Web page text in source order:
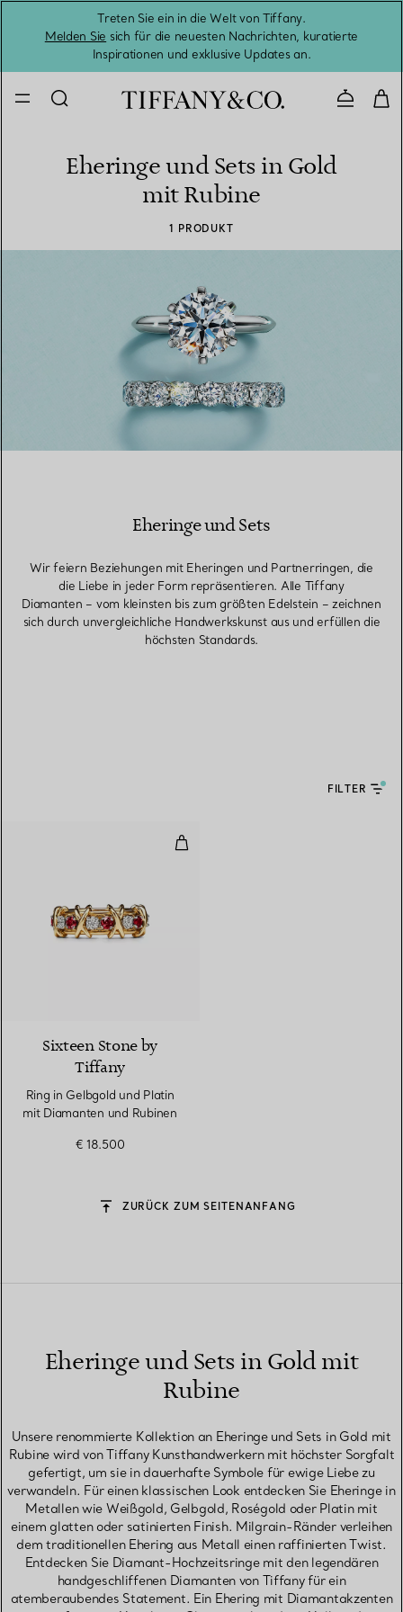
Treten Sie ein in die Welt von Tiffany.
Melden Sie sich für die neuesten Nachrichten, kuratierte
Inspirationen und exklusive Updates an.
Eheringe und Sets in Gold
mit Rubine
1 PRODUKT
Eheringe und Sets
Wir feiern Beziehungen mit Eheringen und Partnerringen, die
die Liebe in jeder Form repräsentieren. Alle Tiffany
Diamanten – vom kleinsten bis zum größten Edelstein – zeichnen
sich durch unvergleichliche Handwerkskunst aus und erfüllen die
höchsten Standards.
FILTER
Ring in Gelbgold und Platin mit
Sixteen Stone by
Tiffany
Ring in Gelbgold und Platin
mit Diamanten und Rubinen
€ 18.500
ZURÜCK ZUM SEITENANFANG
Eheringe und Sets in Gold mit
Rubine
Unsere renommierte Kollektion an Eheringe und Sets in Gold mit
Rubine wird von Tiffany Kunsthandwerkern mit höchster Sorgfalt
gefertigt, um sie in dauerhafte Symbole für ewige Liebe zu
verwandeln. Für einen klassischen Look entdecken Sie Eheringe in
Metallen wie Weißgold, Gelbgold, Roségold oder Platin mit
einem glatten oder satinierten Finish. Milgrain-Ränder verleihen
dem traditionellen Ehering aus Metall einen raffinierten Twist.
Entdecken Sie Diamant-Hochzeitsringe mit den legendären
handgeschliffenen Diamanten von Tiffany für ein
atemberaubendes Statement. Ein Ehering mit Diamantakzenten